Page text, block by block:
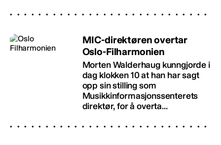
MIC-direktøren overtar
Oslo-Filharmonien
Morten Walderhaug kunngjorde i
dag klokken 10 at han har sagt
opp sin stilling som
Musikkinformasjonssenterets
direktør, for å overta...